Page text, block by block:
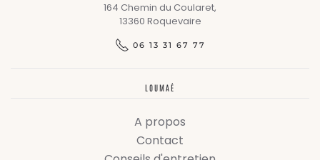
164 Chemin du Coularet,
13360 Roquevaire
06 13 31 67 77
LOUMAÉ
A propos
Contact